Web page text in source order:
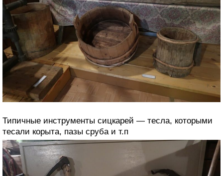
Типичные инструменты сицкарей — тесла, которыми
тесали корыта, пазы сруба и т.п